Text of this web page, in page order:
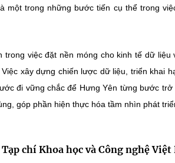
trong những bước tiến cụ thể trong
việc đặt nền móng cho kinh tế dữ liệu
xây dựng chiến lược dữ liệu, triển khai
đi vững chắc để Hưng Yên từng bước trở
góp phần hiện thực hóa tầm nhìn phát
chí Khoa học và Công nghệ Việt